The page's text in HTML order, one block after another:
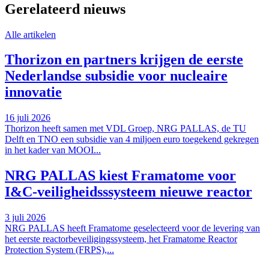
Gerelateerd nieuws
Alle artikelen
Thorizon en partners krijgen de eerste
Nederlandse subsidie voor nucleaire
innovatie
16 juli 2026
Thorizon heeft samen met VDL Groep, NRG PALLAS, de TU
Delft en TNO een subsidie van 4 miljoen euro toegekend gekregen
in het kader van MOOI...
NRG PALLAS kiest Framatome voor
I&C-veiligheidsssysteem nieuwe reactor
3 juli 2026
NRG PALLAS heeft Framatome geselecteerd voor de levering van
het eerste reactorbeveiligingssysteem, het Framatome Reactor
Protection System (FRPS),...